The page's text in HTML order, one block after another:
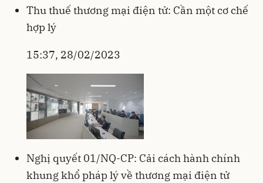
Thu thuế thương mại điện tử: Cần một cơ chế
hợp lý
15:37, 28/02/2023
Nghị quyết 01/NQ-CP: Cải cách hành chính
khung khổ pháp lý về thương mại điện tử